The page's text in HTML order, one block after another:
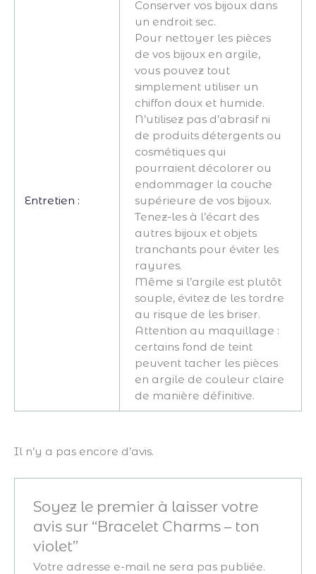
Entretien :
Conserver vos bijoux dans
un endroit sec.
Pour nettoyer les pièces
de vos bijoux en argile,
vous pouvez tout
simplement utiliser un
chiffon doux et humide.
N’utilisez pas d’abrasif ni
de produits détergents ou
cosmétiques qui
pourraient décolorer ou
endommager la couche
supérieure de vos bijoux.
Tenez-les à l’écart des
autres bijoux et objets
tranchants pour éviter les
rayures.
Même si l’argile est plutôt
souple, évitez de les tordre
au risque de les briser.
Attention au maquillage :
certains fond de teint
peuvent tacher les pièces
en argile de couleur claire
de manière définitive.
Il n’y a pas encore d’avis.
Soyez le premier à laisser votre
avis sur “Bracelet Charms – ton
violet”
Votre adresse e-mail ne sera pas publiée.